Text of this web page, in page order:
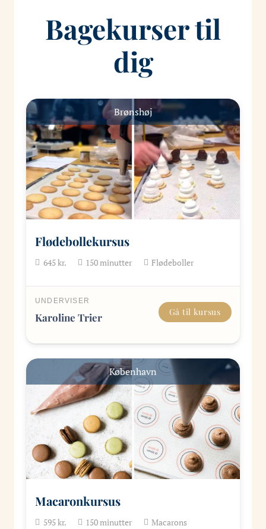
Bagekurser til
dig
Brønshøj
Flødebollekursus
645kr. 150minutter Flødeboller
UNDERVISER
Karoline Trier Gå til kursus
København
Macaronkursus
595kr. 150minutter Macarons